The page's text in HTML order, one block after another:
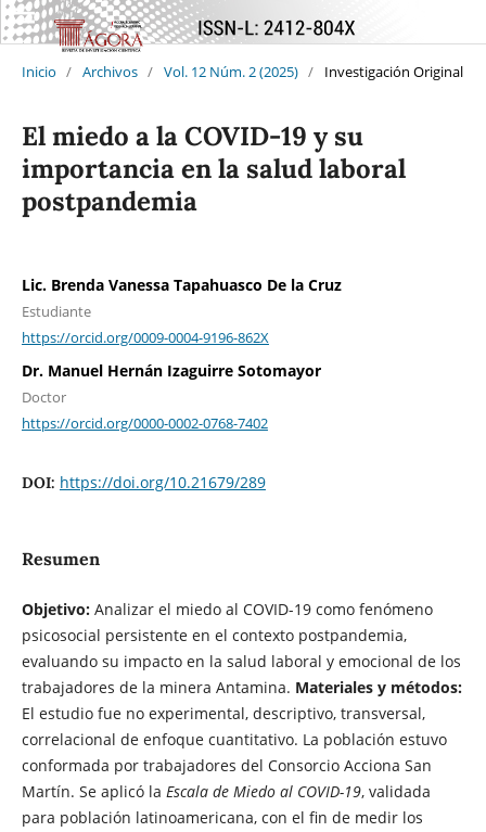
Inicio / Archivos / Vol. 12 Núm. 2 (2025) / Investigación Original
El miedo a la COVID-19 y su
importancia en la salud laboral
postpandemia
Lic. Brenda Vanessa Tapahuasco De la Cruz
Estudiante
https://orcid.org/0009-0004-9196-862X
Dr. Manuel Hernán Izaguirre Sotomayor
Doctor
https://orcid.org/0000-0002-0768-7402
DOI: https://doi.org/10.21679/289
Resumen
Objetivo: Analizar el miedo al COVID-19 como fenómeno
psicosocial persistente en el contexto postpandemia,
evaluando su impacto en la salud laboral y emocional de los
trabajadores de la minera Antamina. Materiales y métodos:
El estudio fue no experimental, descriptivo, transversal,
correlacional de enfoque cuantitativo. La población estuvo
conformada por trabajadores del Consorcio Acciona San
Martín. Se aplicó la Escala de Miedo al COVID-19, validada
para población latinoamericana, con el fin de medir los